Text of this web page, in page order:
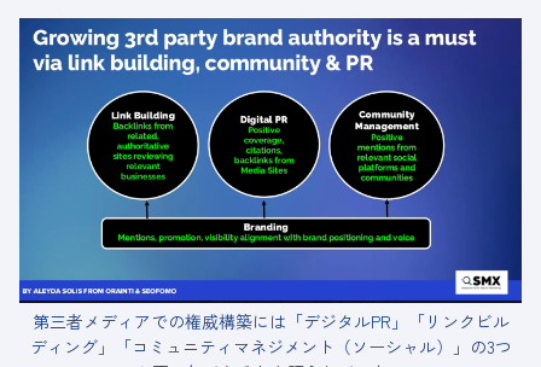
第三者メディアでの権威構築には「デジタルPR」「リンクビル
ディング」「コミュニティマネジメント（ソーシャル）」の3つ